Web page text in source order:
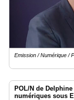
Emission / Numérique /
POL/N de
numériques sous